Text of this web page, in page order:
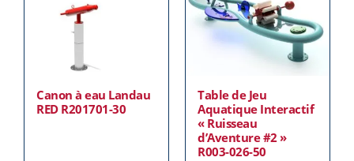
Canon à eau Landau
RED R201701-30
Table de Jeu
Aquatique Interactif
« Ruisseau
d’Aventure #2 »
R003-026-50